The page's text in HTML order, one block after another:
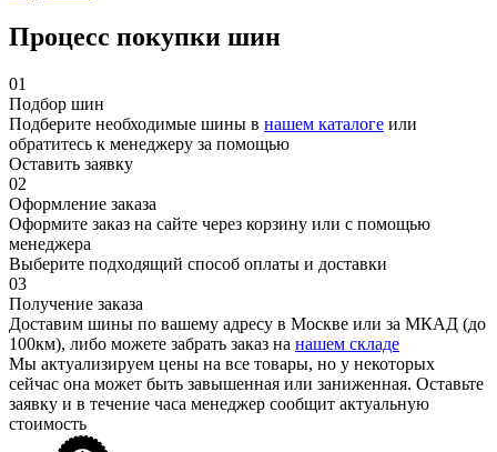
Процесс покупки шин
01
Подбор шин
Подберите необходимые шины в нашем каталоге или
обратитесь к менеджеру за помощью
Оставить заявку
02
Оформление заказа
Оформите заказ на сайте через корзину или с помощью
менеджера
Выберите подходящий способ оплаты и доставки
03
Получение заказа
Доставим шины по вашему адресу в Москве или за МКАД (до
100км), либо можете забрать заказ на нашем складе
Мы актуализируем цены на все товары, но у некоторых
сейчас она может быть завышенная или заниженная. Оставьте
заявку и в течение часа менеджер сообщит актуальную
стоимость